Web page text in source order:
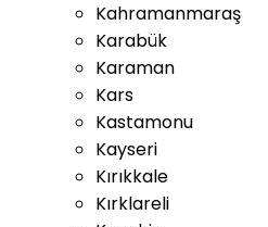
Kahramanmaraş
Karabük
Karaman
Kars
Kastamonu
Kayseri
Kırıkkale
Kırklareli